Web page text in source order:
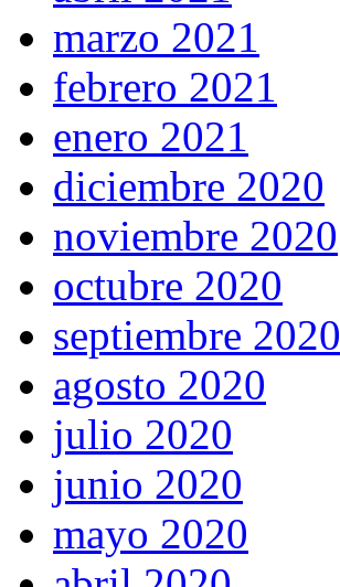
marzo 2021
febrero 2021
enero 2021
diciembre 2020
noviembre 2020
octubre 2020
septiembre 2020
agosto 2020
julio 2020
junio 2020
mayo 2020